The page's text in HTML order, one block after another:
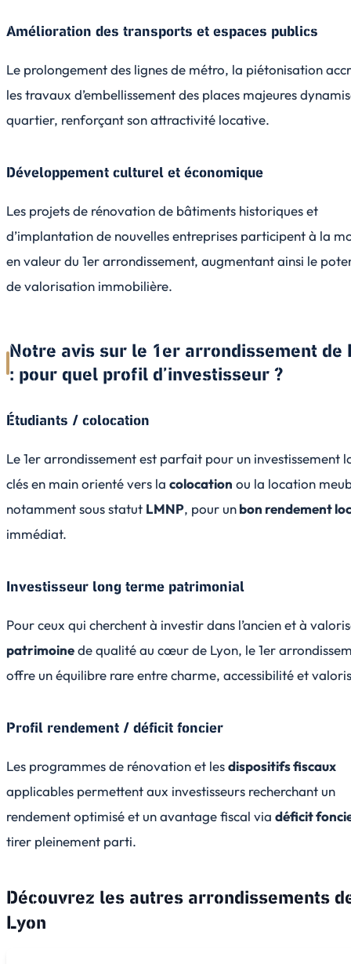
Amélioration des transports et espaces publics
Le prolongement des lignes de métro, la piétonisation
les travaux d’embellissement des places majeures
quartier, renforçant son attractivité locative.
Développement culturel et économique
Les projets de rénovation de bâtiments historiques et
d’implantation de nouvelles entreprises participent à la
en valeur du 1er arrondissement, augmentant ainsi le
de valorisation immobilière.
Notre avis sur le 1er arrondissement de
: pour quel profil d’investisseur ?
Étudiants / colocation
Le 1er arrondissement est parfait pour un investissement
clés en main orienté vers la colocation ou la location
notamment sous statut LMNP, pour unbon rendement
immédiat.
Investisseur long terme patrimonial
Pour ceux qui cherchent à investir dans l’ancien et à
patrimoinede qualité au cœur de Lyon, le 1er
offre un équilibre rare entre charme, accessibilité et
Profil rendement / déficit foncier
Les programmes de rénovation et lesdispositifs fiscaux
applicables permettent aux investisseurs recherchant un
rendement optimisé et un avantage fiscal via déficit
tirer pleinement parti.
Découvrez les autres arrondissements
Lyon